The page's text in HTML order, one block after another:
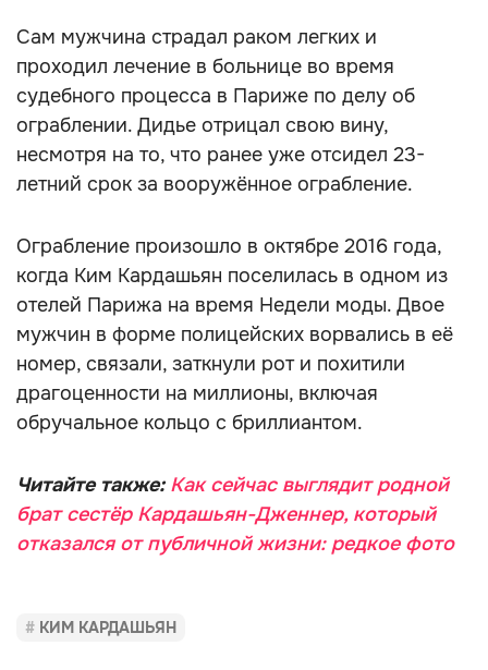
Сам мужчина страдал раком легких и
проходил лечение в больнице во время
судебного процесса в Париже по делу об
ограблении. Дидье отрицал свою вину,
несмотря на то, что ранее уже отсидел 23-
летний срок за вооружённое ограбление.
Ограбление произошло в октябре 2016 года,
когда Ким Кардашьян поселилась в одном из
отелей Парижа на время Недели моды. Двое
мужчин в форме полицейских ворвались в её
номер, связали, заткнули рот и похитили
драгоценности на миллионы, включая
обручальное кольцо с бриллиантом.
Читайте также: Как сейчас выглядит родной
брат сестёр Кардашьян-Дженнер, который
отказался от публичной жизни: редкое фото
КИМ КАРДАШЬЯН